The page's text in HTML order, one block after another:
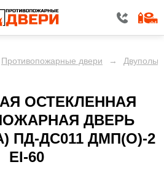
Противопожарные двери →
ОСТЕКЛЕННАЯ
ДВЕРЬ
ПД-ДC011 ДМП(О)-2
EI-60